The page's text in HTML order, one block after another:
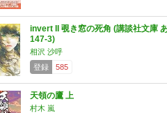
invert II 覗き窓の死角 (講談社文庫
147-3)
相沢 沙呼
登録
585
天領の鷹 上
村木 嵐